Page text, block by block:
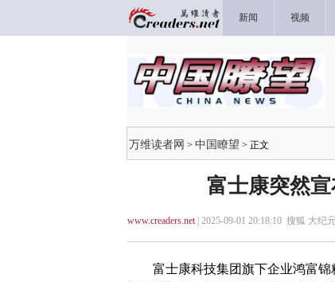
新闻 视频
万维读者网 > 中国瞭望 > 正文
富士康突然
www.creaders.net| 2025-09-01 20:18:10 搜狐 大纪元
富士康科技集团旗下企业鸿富锦